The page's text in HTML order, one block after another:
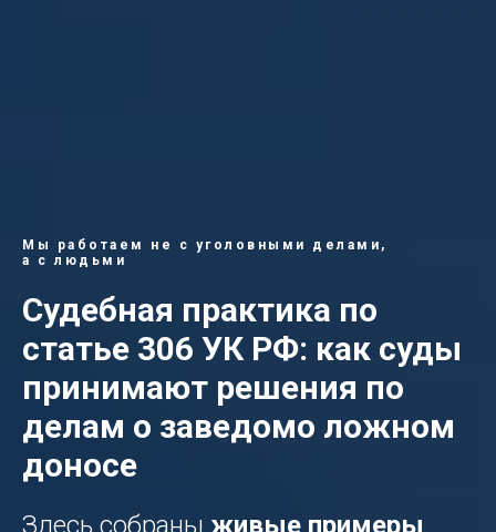
Мы работаем не с уголовными делами,
а с людьми
Судебная практика по
статье 306 УК РФ: как суды
принимают решения по
делам о заведомо ложном
доносе
Здесь собраны живые примеры,